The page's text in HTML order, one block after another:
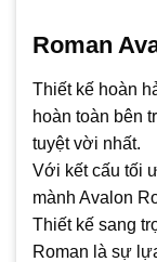
Roman
Thiết kế hoàn
hoàn toàn bên
tuyệt vời nhất.
Với kết cấu tối
mành Avalon
Thiết kế sang
Roman là sự